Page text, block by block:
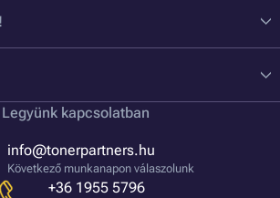
Legyünk kapcsolatban
info@tonerpartners.hu
Következő munkanapon válaszolunk
+36 1955 5796